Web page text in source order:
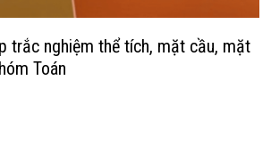
trắc nghiệm thể tích, mặt cầu, mặt
Toán